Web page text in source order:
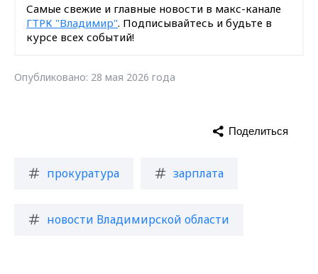
Самые свежие и главные новости в макс-канале
ГТРК "Владимир". Подписывайтесь и будьте в
курсе всех событий!
Опубликовано: 28 мая 2026 года
прокуратура зарплата
новости Владимирской области
Поделиться